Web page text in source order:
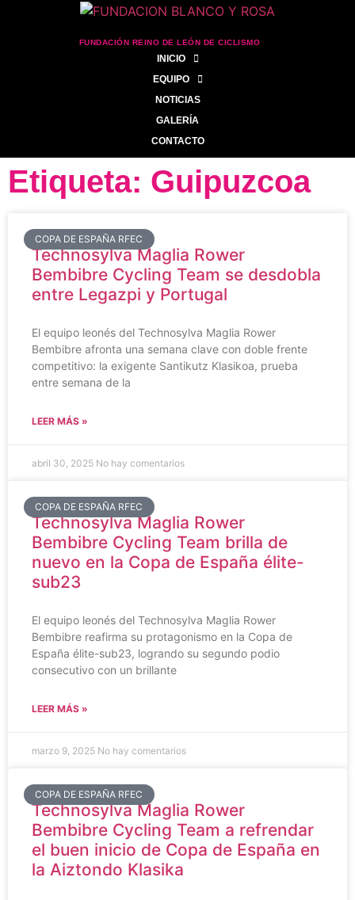
FUNDACIÓN REINO DE LEÓN DE CICLISMO
INICIO
EQUIPO
NOTICIAS
GALERÍA
CONTACTO
Etiqueta: Guipuzcoa
COPA DE ESPAÑA RFEC
Technosylva Maglia Rower
Bembibre Cycling Team se desdobla
entre Legazpi y Portugal
El equipo leonés del Technosylva Maglia Rower
Bembibre afronta una semana clave con doble frente
competitivo: la exigente Santikutz Klasikoa, prueba
entre semana de la
LEER MÁS »
abril 30, 2025 No hay comentarios
COPA DE ESPAÑA RFEC
Technosylva Maglia Rower
Bembibre Cycling Team brilla de
nuevo en la Copa de España élite-
sub23
El equipo leonés del Technosylva Maglia Rower
Bembibre reafirma su protagonismo en la Copa de
España élite-sub23, logrando su segundo podio
consecutivo con un brillante
LEER MÁS »
marzo 9, 2025 No hay comentarios
COPA DE ESPAÑA RFEC
Technosylva Maglia Rower
Bembibre Cycling Team a refrendar
el buen inicio de Copa de España en
la Aiztondo Klasika